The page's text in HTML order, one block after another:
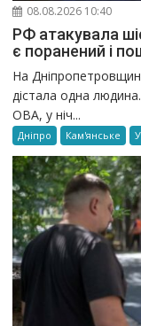
08.08.2026 10:40
РФ атакувала
є поранений і
На
дістала одна
ОВА, у ніч...
Дніпро Кам'янське